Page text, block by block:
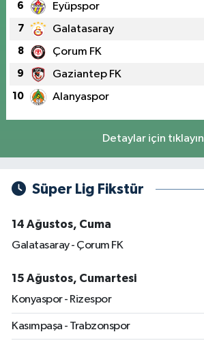
6 Eyüpspor
7 Galatasaray
8 Çorum FK
9 Gaziantep FK
10 Alanyaspor
Detaylar için tıklayın
Süper Lig Fikstür
14 Ağustos, Cuma
Galatasaray - Çorum FK
15 Ağustos, Cumartesi
Konyaspor - Rizespor
Kasımpaşa - Trabzonspor